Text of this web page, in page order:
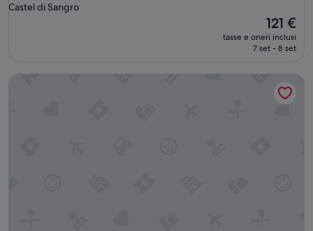
Castel di Sangro
Il
prezzo
attuale
121 €
tasse e oneri inclusi
7 set - 8 set